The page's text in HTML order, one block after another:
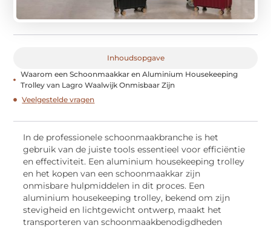
Inhoudsopgave
Waarom een Schoonmaakkar en Aluminium Housekeeping
Trolley van Lagro Waalwijk Onmisbaar Zijn
Veelgestelde vragen
In de professionele schoonmaakbranche is het
gebruik van de juiste tools essentieel voor efficiëntie
en effectiviteit. Een aluminium housekeeping trolley
en het kopen van een schoonmaakkar zijn
onmisbare hulpmiddelen in dit proces. Een
aluminium housekeeping trolley, bekend om zijn
stevigheid en lichtgewicht ontwerp, maakt het
transporteren van schoonmaakbenodigdheden